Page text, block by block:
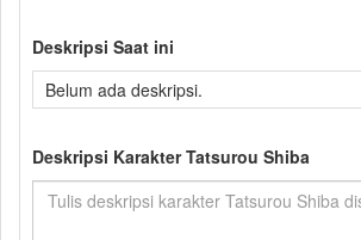
Deskripsi Saat ini
Belum ada deskripsi.
Deskripsi Karakter Tatsurou Shiba